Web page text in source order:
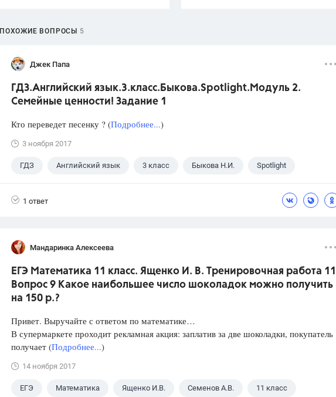
ПОХОЖИЕ ВОПРОСЫ 5
Джек Папа
ГДЗ.Английский язык.3.класс.Быкова.Spotlight.Модуль 2.
Семейные ценности! Задание 1
Кто переведет песенку ? (Подробнее...)
3 ноября 2017
ГДЗ Английский язык 3 класс Быкова Н.И. Spotlight
1 ответ
Мандаринка Алексеева
ЕГЭ Математика 11 класс. Ященко И. В. Тренировочная работа 11
Вопрос 9 Какое наибольшее число шоколадок можно получить
на 150 р.?
Привет. Выручайте с ответом по математике…
В супермаркете проходит рекламная акция: заплатив за две шоколадки, покупатель
получает (Подробнее...)
14 ноября 2017
ЕГЭ Математика Ященко И.В. Семенов А.В. 11 класс